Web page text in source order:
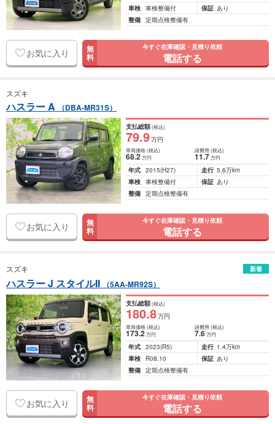
車検 車検整備付 保証 あり
整備 定期点検整備有
お気に入り 無
料
今すぐ在庫確認・見積り依頼
電話する
スズキ
ハスラー A （DBA-MR31S）
支払総額(税込)
79.9万円
車両価格(税込)
68.2万円
諸費用 (税込)
11.7 万円
年式 2015(H27) 走行 5.6万km
車検 車検整備付 保証 あり
整備 定期点検整備有
お気に入り 無
料
今すぐ在庫確認・見積り依頼
電話する
スズキ 新着
ハスラー J スタイルII （5AA-MR92S）
支払総額(税込)
180.8万円
車両価格(税込)
173.2万円
諸費用 (税込)
7.6 万円
年式 2023(R5) 走行 1.4万km
車検
R08.10 保証 あり
整備 定期点検整備有
お気に入り 無
料
今すぐ在庫確認・見積り依頼
電話する